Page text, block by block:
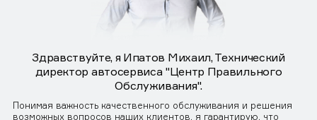
Здравствуйте, я Ипатов Михаил, Технический
директор автосервиса "Центр Правильного
Обслуживания".
Понимая важность качественного обслуживания и решения
возможных вопросов наших клиентов, я гарантирую, что